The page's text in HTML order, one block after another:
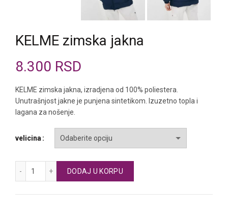
KELME zimska jakna
8.300 RSD
KELME zimska jakna, izradjena od 100% poliestera.
Unutrašnjost jakne je punjena sintetikom. Izuzetno topla i
lagana za nošenje.
velicina
DODAJ U KORPU